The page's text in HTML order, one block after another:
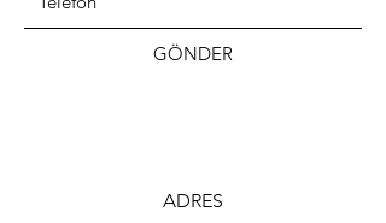
GÖNDER
ADRES